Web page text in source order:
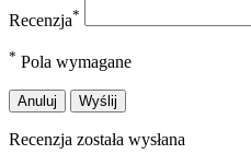
Recenzja*
* Pola wymagane
Anuluj Wyślij
Recenzja została wysłana